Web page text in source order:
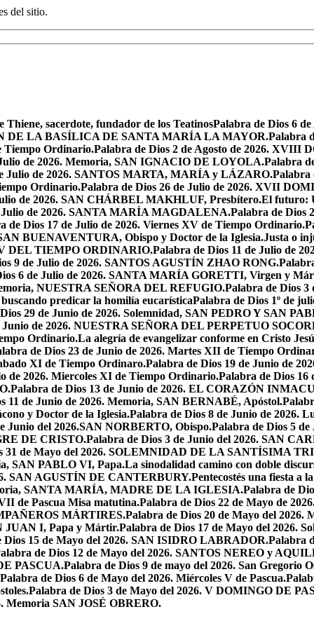
del sitio.
Thiene, sacerdote, fundador de los TeatinosPalabra de Dios 6
DE LA BASÍLICA DE SANTA MARÍA LA MAYOR.Palabra
Tiempo Ordinario.Palabra de Dios 2 de Agosto de 2026.
de 2026. Memoria, SAN IGNACIO DE LOYOLA.Palabra
Julio de 2026. SANTOS MARTA, MARÍA y LÁZARO.Palabra
Ordinario.Palabra de Dios 26 de Julio de 2026. XVII
de 2026. SAN CHÁRBEL MAKHLUF, Presbítero.El futuro:
Julio de 2026. SANTA MARÍA MAGDALENA.Palabra de Dios
de Dios 17 de Julio de 2026. Viernes XV de Tiempo Ordinario.
BUENAVENTURA, Obispo y Doctor de la Iglesia.Justa o
DEL TIEMPO ORDINARIO.Palabra de Dios 11 de Julio de
9 de Julio de 2026. SANTOS AGUSTÍN ZHAO RONG.
6 de Julio de 2026. SANTA MARÍA GORETTI, Virgen y
NUESTRA SEÑORA DEL REFUGIO.Palabra de Dios 3
predicar la homilía eucarísticaPalabra de Dios 1º de
29 de Junio de 2026. Solemnidad, SAN PEDRO Y SAN
Junio de 2026. NUESTRA SEÑORA DEL PERPETUO
Ordinario.La alegría de evangelizar conforme en Cristo
de Dios 23 de Junio de 2026. Martes XII de Tiempo
XI de Tiempo Ordinaro.Palabra de Dios 19 de Junio de
de 2026. Miercoles XI de Tiempo Ordinario.Palabra de Dios 16
Palabra de Dios 13 de Junio de 2026. EL CORAZÓN
11 de Junio de 2026. Memoria, SAN BERNABÉ, Apóstol.
y Doctor de la Iglesia.Palabra de Dios 8 de Junio de 2026.
Junio del 2026.SAN NORBERTO, Obispo.Palabra de Dios 5
DE CRISTO.Palabra de Dios 3 de Junio del 2026. SAN
31 de Mayo del 2026. SOLEMNIDAD DE LA SANTÍSIMA
SAN PABLO VI, Papa.La sinodalidad camino con doble
SAN AGUSTÍN DE CANTERBURY.Pentecostés una fiesta a
SANTA MARÍA, MADRE DE LA IGLESIA.Palabra de
de Pascua Misa matutina.Palabra de Dios 22 de Mayo de
MÁRTIRES.Palabra de Dios 20 de Mayo del 2026.
JUAN I, Papa y Mártir.Palabra de Dios 17 de Mayo del 2026.
Dios 15 de Mayo del 2026. SAN ISIDRO LABRADOR.Palabra
de Dios 12 de Mayo del 2026. SANTOS NEREO y
PASCUA.Palabra de Dios 9 de mayo del 2026. San Gregorio
Palabra de Dios 6 de Mayo del 2026. Miércoles V de Pascua.
Palabra de Dios 3 de Mayo del 2026. V DOMINGO DE
Memoria SAN JOSÉ OBRERO.